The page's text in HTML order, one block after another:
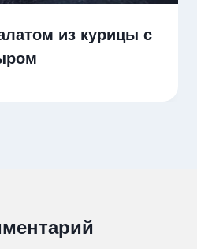
из курицы с